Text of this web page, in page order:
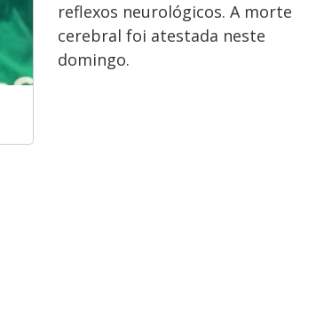
reflexos neurológicos. A morte
cerebral foi atestada neste
domingo.